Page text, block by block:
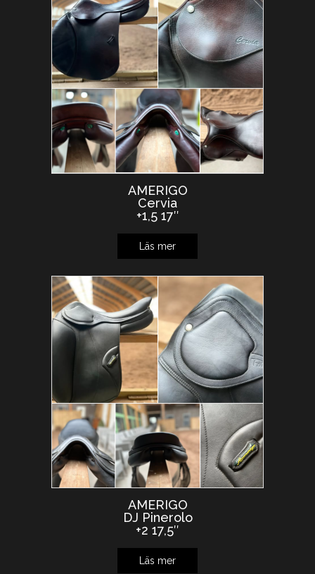
AMERIGO
Cervia
+1,5 17″
Läs mer
AMERIGO
DJ Pinerolo
+2 17,5″
Läs mer